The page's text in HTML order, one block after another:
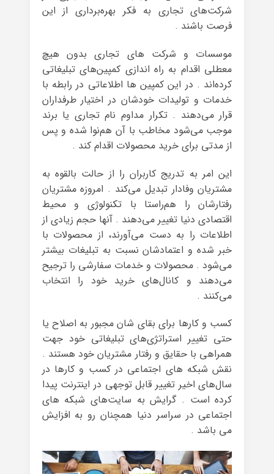
شرکت‌های تجاری به فکر بهره‌برداری از این
فرصت باشند .
موسسات و شرکت های تجاری بدون هیچ
معطلی اقدام به راه اندازی کمپین‌های تبلیغاتی
کرده‌اند . در این کمپین ها اطلاعاتی در رابطه با
خدمات و تولیدات خودشان در اختیار طرفداران
قرار می‌دهند . تکرار مداوم نام تجاری یا برند
موجب می‌شود مخاطب با آن هم‌نوا شده و پس
از مدتی برای خرید محصولات اقدام کند .
این امر به تدریج کاربران را از حالت بالقوه به
مشتریان وفادار تبدیل می‌کند . امروزه مشتریان
رفتارشان را هم‌راستا با تکنولوژی و محیط
اقتصادی دنیا تغییر می‌دهند . آنها حجم زیادی از
اطلاعات را به دست می‌آورند، از محصولات با
خبر شده و اعتمادشان نسبت به تبلیغات بیشتر
می‌شود . محصولات و خدمات سفارشی را ترجیح
می‌دهند و کانال‌های خرید خود را انتخاب
می‌کنند .
کسب و کارها برای بقای شان مجبور به اصلاح یا
حتی تغییر استراتژی‌های تبلیغاتی خود جهت
همراهی با حقایق و رفتار مشتریان خود هستند .
نقش شبکه های اجتماعی در کسب و کارها در
سال‌های اخیر تغییر قابل توجهی در اینترنت پیدا
کرده است . گرایش به سایت‌های شبکه های
اجتماعی در سراسر دنیا همچنان رو به افزایش
می باشد .